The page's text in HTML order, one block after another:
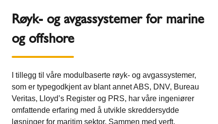
Røyk- og avgassystemer for marine
og offshore
I tillegg til våre modulbaserte røyk- og avgassystemer,
som er typegodkjent av blant annet ABS, DNV, Bureau
Veritas, Lloyd’s Register og PRS, har våre ingeniører
omfattende erfaring med å utvikle skreddersydde
løsninger for maritim sektor. Sammen med verft,